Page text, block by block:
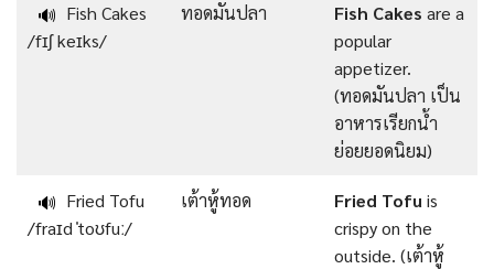
🔊 Fish Cakes
/fɪʃ keɪks/
ทอดมันปลา Fish Cakes are a
popular
appetizer.
(ทอดมันปลา เป็น
อาหารเรียกน้ำ
ย่อยยอดนิยม)
🔊 Fried Tofu
/fraɪd ˈtoʊfuː/
เต้าหู้ทอด Fried Tofuis
crispy on the
outside. (เต้าหู้